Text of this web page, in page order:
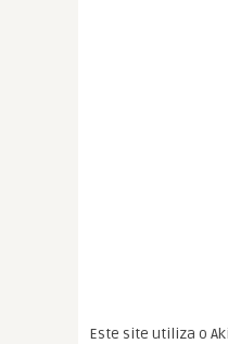
Este site utiliza o